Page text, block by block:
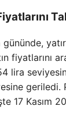
fiyatlarını
lira
geriledi.
17 Kasım